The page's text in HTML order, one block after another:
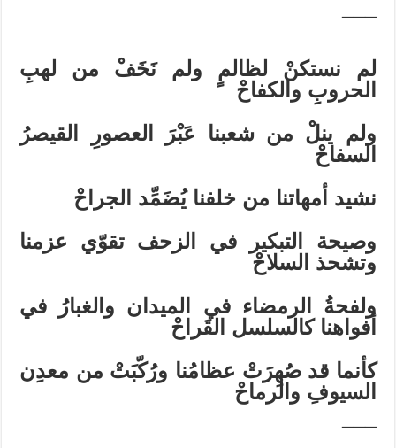
¯¯¯
لم نستكنْ لظالمٍ ولم نَخَفْ من لهبِ
الحروبِ والكفاحْ
ولم ينلْ من شعبنا عَبْرَ العصورِ القيصرُ
السفاحْ
نشيد أمهاتنا من خلفنا يُضَمِّد الجراحْ
وصيحة التبكير في الزحف تقوّي عزمنا
وتشحذ السلاحْ
ولفحةُ الرمضاء في الميدان والغبارُ في
أفواهنا كالسلسل القَراحْ
كأنما قد صُهِرَتْ عظامُنا ورُكّبَتْ من معدِن
السيوفِ والرماحْ
¯¯¯